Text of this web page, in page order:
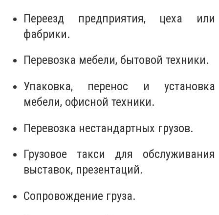
Переезд предприятия, цеха или
фабрики.
Перевозка мебели, бытовой техники.
Упаковка, перенос и установка
мебели, офисной техники.
Перевозка нестандартных грузов.
Грузовое такси для обслуживания
выставок, презентаций.
Сопровождение груза.